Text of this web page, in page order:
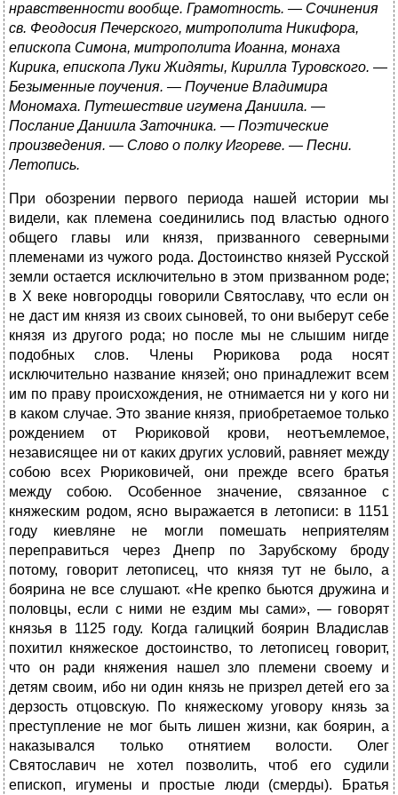
нравственности вообще. Грамотность. — Сочинения
св. Феодосия Печерского, митрополита Никифора,
епископа Симона, митрополита Иоанна, монаха
Кирика, епископа Луки Жидяты, Кирилла Туровского. —
Безыменные поучения. — Поучение Владимира
Мономаха. Путешествие игумена Даниила. —
Послание Даниила Заточника. — Поэтические
произведения. — Слово о полку Игореве. — Песни.
Летопись.
При обозрении первого периода нашей истории мы
видели, как племена соединились под властью одного
общего главы или князя, призванного северными
племенами из чужого рода. Достоинство князей Русской
земли остается исключительно в этом призванном роде;
в Х веке новгородцы говорили Святославу, что если он
не даст им князя из своих сыновей, то они выберут себе
князя из другого рода; но после мы не слышим нигде
подобных слов. Члены Рюрикова рода носят
исключительно название князей; оно принадлежит всем
им по праву происхождения, не отнимается ни у кого ни
в каком случае. Это звание князя, приобретаемое только
рождением от Рюриковой крови, неотъемлемое,
независящее ни от каких других условий, равняет между
собою всех Рюриковичей, они прежде всего братья
между собою. Особенное значение, связанное с
княжеским родом, ясно выражается в летописи: в 1151
году киевляне не могли помешать неприятелям
переправиться через Днепр по Зарубскому броду
потому, говорит летописец, что князя тут не было, а
боярина не все слушают. «Не крепко бьются дружина и
половцы, если с ними не ездим мы сами», — говорят
князья в 1125 году. Когда галицкий боярин Владислав
похитил княжеское достоинство, то летописец говорит,
что он ради княжения нашел зло племени своему и
детям своим, ибо ни один князь не призрел детей его за
дерзость отцовскую. По княжескому уговору князь за
преступление не мог быть лишен жизни, как боярин, а
наказывался только отнятием волости. Олег
Святославич не хотел позволить, чтоб его судили
епископ, игумены и простые люди (смерды). Братья